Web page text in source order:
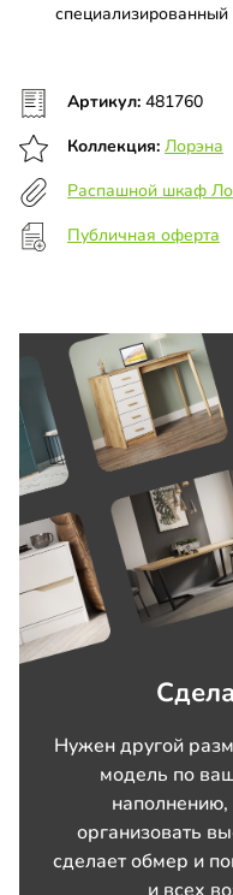
Артикул: 481760
Коллекция: Лорэна
Распашной шкаф
Публичная оферта
Нужен другой
модель по
организовать
сделает обмер и